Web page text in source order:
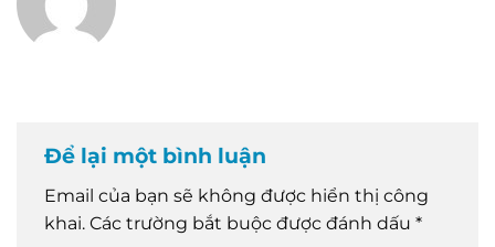
Để lại một bình luận
Email của bạn sẽ không được hiển thị công
khai. Các trường bắt buộc được đánh dấu *